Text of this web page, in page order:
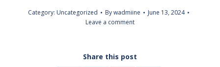
Category: Uncategorized Bywadmiine
June 13, 2024
Leave a comment
Share this post